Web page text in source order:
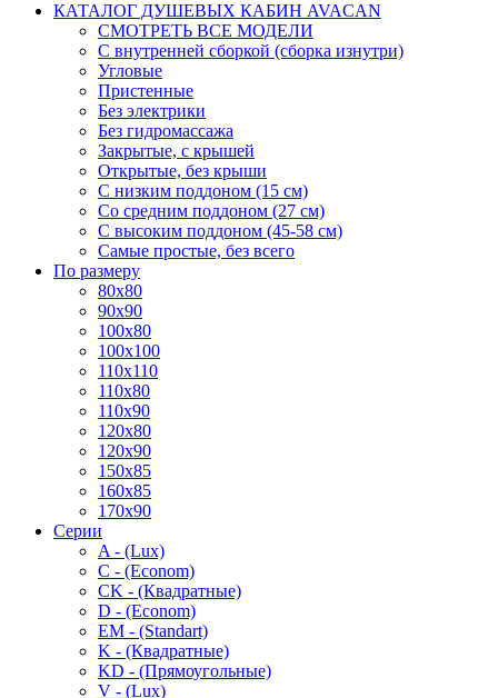
КАТАЛОГ ДУШЕВЫХ КАБИН AVACAN
СМОТРЕТЬ ВСЕ МОДЕЛИ
С внутренней сборкой (сборка изнутри)
Угловые
Пристенные
Без электрики
Без гидромассажа
Закрытые, с крышей
Открытые, без крыши
С низким поддоном (15 см)
Со средним поддоном (27 см)
С высоким поддоном (45-58 см)
Самые простые, без всего
По размеру
80x80
90x90
100x80
100x100
110x110
110x80
110x90
120x80
120x90
150x85
160x85
170x90
Серии
A - (Lux)
C - (Econom)
CK - (Квадратные)
D - (Econom)
EM - (Standart)
K - (Квадратные)
KD - (Прямоугольные)
V - (Lux)